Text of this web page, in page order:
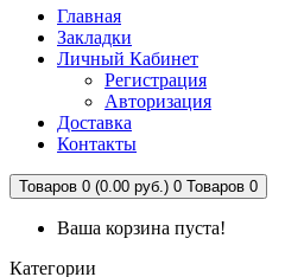
Главная
Закладки
Личный Кабинет
Регистрация
Авторизация
Доставка
Контакты
Товаров 0 (0.00 руб.) 0 Товаров 0
Ваша корзина пуста!
Категории